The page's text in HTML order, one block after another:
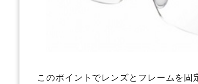
このポイントでレンズとフレームを固